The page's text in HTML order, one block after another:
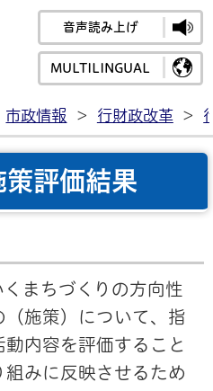
那珂市公式ホームペ
音声読み上げ
MULTILINGUAL
市政情報 > 行財政改革 >
評価結果
まちづくりの方向性
施策）について、指
内容を評価すること
みに反映させるため